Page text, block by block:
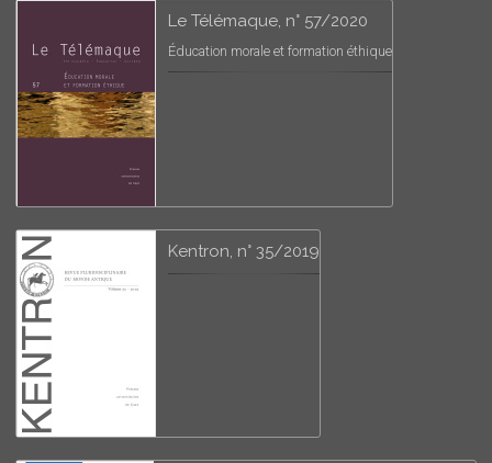
Le Télémaque, n° 57/2020
Éducation morale et formation éthique
Kentron, n° 35/2019